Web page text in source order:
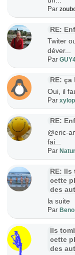
Par
RE:
Twiter
déver...
Par
RE: ça
Oui, il
Par
RE:
@eric-
fai...
Par
RE: Ils
cette
des
la suite
Par
Ils
cette
des